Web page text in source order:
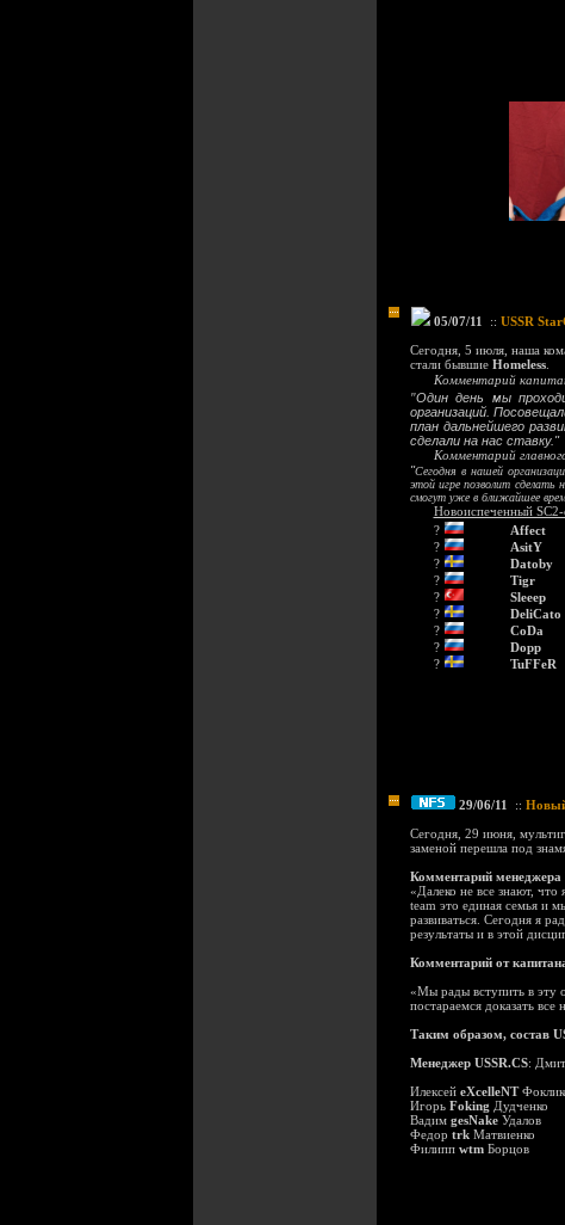
05/07/11 :: USSR
Сегодня, 5 июля, наша
стали бывшие Homeless.
Комментарий
"Один день мы
организаций.
план дальнейшего
сделали на нас ставку."
Комментарий
"Сегодня в нашей
этой игре позволит
смогут уже в ближайшее
Новоиспеченный SC2-
?
Affect
?
AsitY
?
Datoby
?
Tigr
?
Sleeep
?
DeliCato
?
CoDa
?
Dopp
?
TuFFeR
29/06/11 ::
Сегодня, 29 июня,
заменой перешла под
Комментарий
«Далеко не все знают, что
team это единая семья и
развиваться. Сегодня я
результаты и в этой
Комментарий от
«Мы рады вступить в эту
постараемся доказать все
Таким образом, состав
Менеджер USSR.CS:
Илексей eXcelleNT
Игорь Foking Дудченко
Вадим gesNake Удалов
Федор trk Матвиенко
Филипп wtm Борцов